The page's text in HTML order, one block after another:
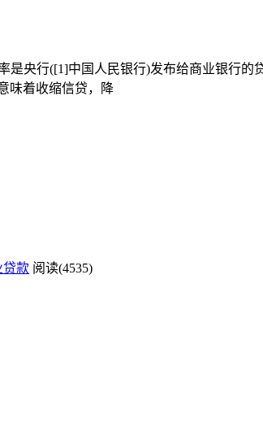
是央行([1]中国人民银行)发布给商业银行
味着收缩信贷，降
贷款 阅读(4535)